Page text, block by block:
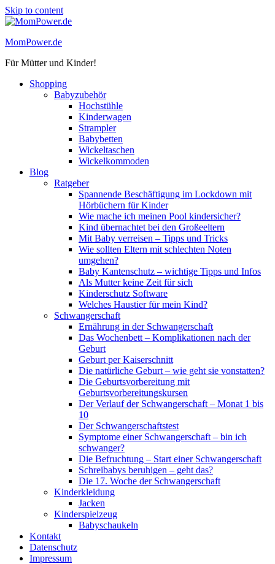
Skip to content
MomPower.de
Für Mütter und Kinder!
Shopping
Babyzubehör
Hochstühle
Kinderwagen
Strampler
Babybetten
Wickeltaschen
Wickelkommoden
Blog
Ratgeber
Spannende Beschäftigung im Lockdown mit
Hörbüchern für Kinder
Wie mache ich meinen Pool kindersicher?
Kind übernachtet bei den Großeeltern
Mit Baby verreisen – Tipps und Tricks
Wie sollten Eltern mit schlechten Noten
umgehen?
Baby Kantenschutz – wichtige Tipps und Infos
Als Mutter keine Zeit für sich
Kinderschutz Software
Welches Haustier für mein Kind?
Schwangerschaft
Ernährung in der Schwangerschaft
Das Wochenbett – Komplikationen nach der
Geburt
Geburt per Kaiserschnitt
Die natürliche Geburt – wie geht sie vonstatten?
Die Geburtsvorbereitung mit
Geburtsvorbereitungskursen
Der Verlauf der Schwangerschaft – Monat 1 bis
10
Der Schwangerschaftstest
Symptome einer Schwangerschaft – bin ich
schwanger?
Die Befruchtung – Start einer Schwangerschaft
Schreibabys beruhigen – geht das?
Die 17. Woche der Schwangerschaft
Kinderkleidung
Jacken
Kinderspielzeug
Babyschaukeln
Kontakt
Datenschutz
Impressum